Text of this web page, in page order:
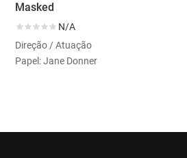
Masked
N/A
Direção / Atuação
Papel: Jane Donner